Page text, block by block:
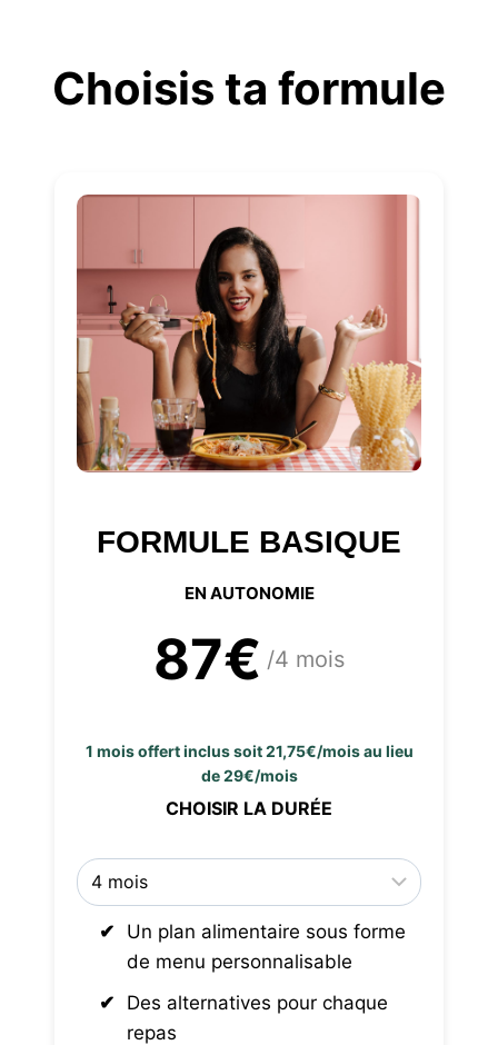
contenuChoisis ta formule
FORMULE BASIQUE
EN AUTONOMIE
87€ /4 mois
1 mois offert inclus soit 21,75€/mois au lieu
de 29€/mois
CHOISIR LA DURÉE
Un plan alimentaire sous forme
de menu personnalisable
Des alternatives pour chaque
repas